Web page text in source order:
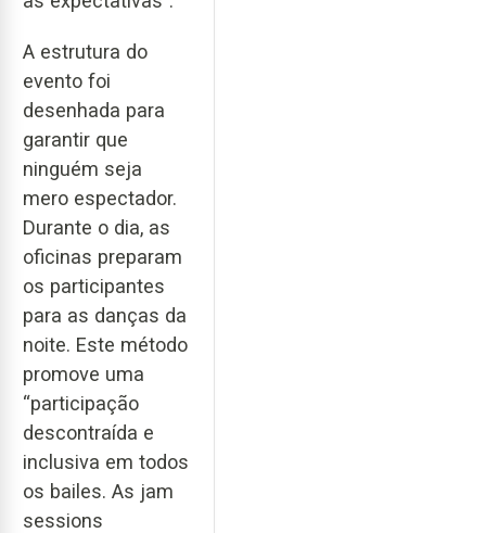
A estrutura do
evento foi
desenhada para
garantir que
ninguém seja
mero espectador.
Durante o dia, as
oficinas preparam
os participantes
para as danças da
noite. Este método
promove uma
“participação
descontraída e
inclusiva em todos
os bailes. As jam
sessions